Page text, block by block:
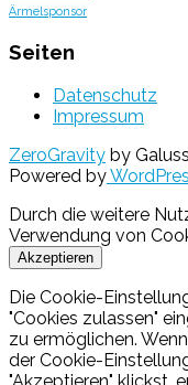
Ärmelsponsor
Seiten
Datenschutz
Impressum
ZeroGravity by
Powered by
Durch die weitere
Verwendung von
Akzeptieren
Die Cookie-
"Cookies zulassen"
zu ermöglichen.
der Cookie-